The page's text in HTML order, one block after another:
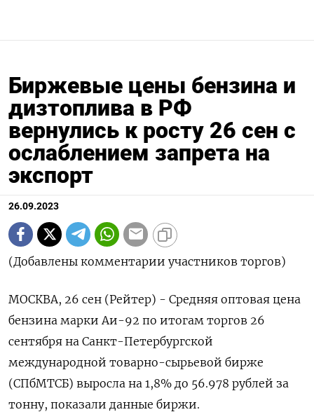
Биржевые цены бензина и
дизтоплива в РФ
вернулись к росту 26 сен с
ослаблением запрета на
экспорт
26.09.2023
(Добавлены комментарии участников торгов)
МОСКВА, 26 сен (Рейтер) - Средняя оптовая цена
бензина марки Аи-92 по итогам торгов 26
сентября на Санкт-Петербургской
международной товарно-сырьевой бирже
(СПбМТСБ) выросла на 1,8% до 56.978 рублей за
тонну, показали данные биржи.